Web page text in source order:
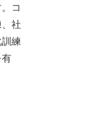
コ
社
練
有